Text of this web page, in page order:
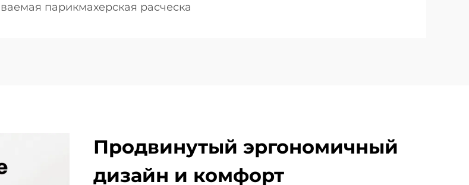
парикмахерская расческа
Продвинутый эргономичный
дизайн и комфорт